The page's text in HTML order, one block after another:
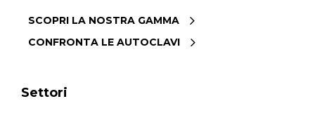
SCOPRI LA NOSTRA GAMMA
CONFRONTA LE AUTOCLAVI
Settori